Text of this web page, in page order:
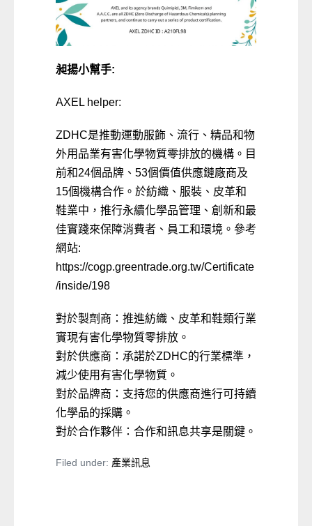
昶揚小幫手:
AXEL helper:
ZDHC是推動運動服飾、流行、精品和物
外用品業有害化學物質零排放的機構。目
前和24個品牌、53個價值供應鏈廠商及
15個機構合作。於紡織、服裝、皮革和
鞋業中，推行永續化學品管理、創新和最
佳實踐來保障消費者、員工和環境。參考
網站:
https://cogp.greentrade.org.tw/Certificate
/inside/198
對於製劑商：推進紡織、皮革和鞋類行業
實現有害化學物質零排放。
對於供應商：承諾於ZDHC的行業標準，
減少使用有害化學物質。
對於品牌商：支持您的供應商進行可持續
化學品的採購。
對於合作夥伴：合作和訊息共享是關鍵。
Filed under: 產業訊息